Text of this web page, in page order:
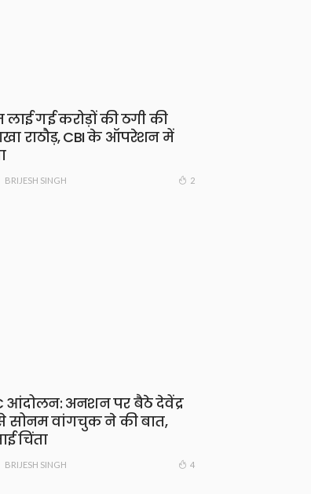
लाई गई करोड़ों की ठगी की
राठौड़, CBI के ऑपरेशन में
BRIJESH SINGH 2
आंदोलन: अनशन पर बैठे देवेंद्र
सोनम वांगचुक ने की बात,
चिंता
BRIJESH SINGH 4